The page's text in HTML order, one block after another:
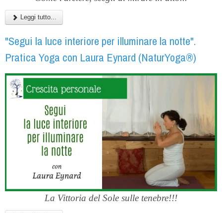
Leggi tutto...
"Segui la luce interiore per illuminare la notte".
Pratica Yoga con Laura Eynard (NaturYoga®)
La Vittoria del Sole sulle tenebre!!!